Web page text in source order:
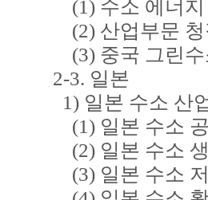
(1) 수소 에너지
(2) 산업부문 청
(3) 중국 그린수
2-3. 일본
1) 일본 수소 산
(1) 일본 수소
(2) 일본 수소
(3) 일본 수소 저